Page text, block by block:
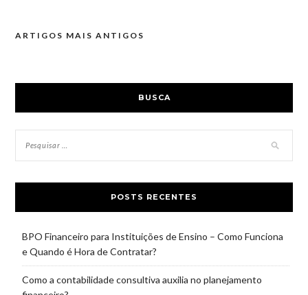
Navegação
artigos
ARTIGOS MAIS ANTIGOS
BUSCA
POSTS RECENTES
BPO Financeiro para Instituições de Ensino – Como Funciona
e Quando é Hora de Contratar?
Como a contabilidade consultiva auxilia no planejamento